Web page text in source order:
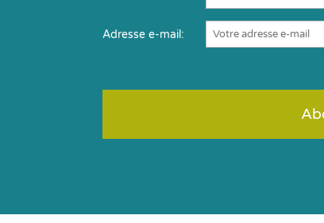
Adresse e-mail: